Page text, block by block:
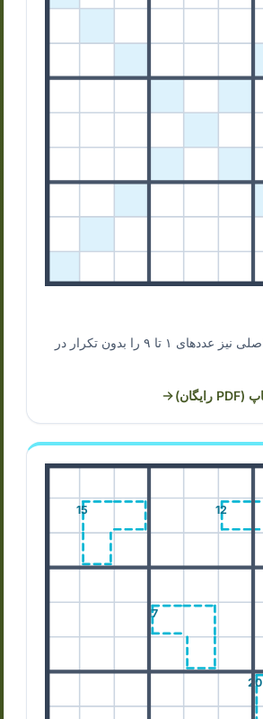
هر یک از دو قطر اصلی نیز عددهای ۱ تا ۹ را بدون تکرار در
15 12
17
20